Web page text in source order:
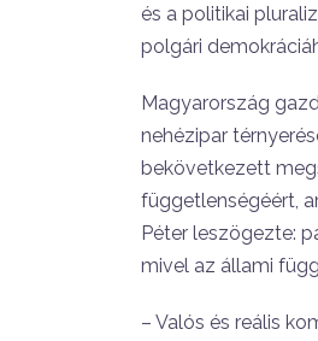
és a politikai
polgári
Magyarország
nehézipar
bekövetkezett
függetlenségéért,
Péter leszögezte:
mivel az állami
– Valós és reális